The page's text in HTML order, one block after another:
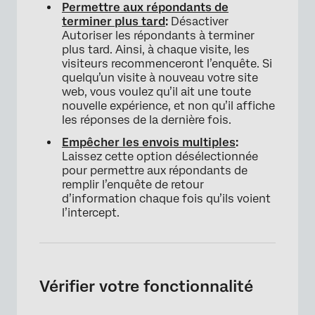
×
Permettre aux répondants de
terminer plus tard: Désactiver
Autoriser les répondants à terminer
plus tard. Ainsi, à chaque visite, les
visiteurs recommenceront l’enquête. Si
quelqu’un visite à nouveau votre site
web, vous voulez qu’il ait une toute
nouvelle expérience, et non qu’il affiche
les réponses de la dernière fois.
Empêcher les envois multiples:
Laissez cette option désélectionnée
pour permettre aux répondants de
remplir l’enquête de retour
d’information chaque fois qu’ils voient
l’intercept.
Vérifier votre fonctionnalité